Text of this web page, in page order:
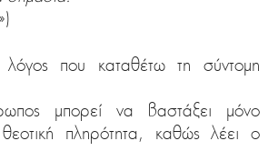
που καταθέτω τη σύντομη
μπορεί να βαστάξει μόνο
πληρότητα, καθώς λέει ο